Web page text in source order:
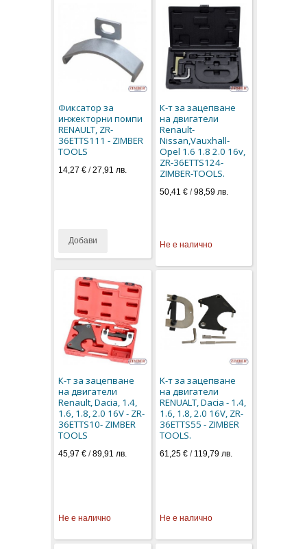
Фиксатор за
инжекторни помпи
RENAULT, ZR-
36ETTS111 - ZIMBER
TOOLS
14,27 € /27,91 лв.
Добави
К-т за зацепване
на двигатели
Renault-
Nissan,Vauxhall-
Opel 1.6 1.8 2.0 16v,
ZR-36ETTS124-
ZIMBER-TOOLS.
50,41 €/98,59 лв.
Не е налично
К-т за зацепване
на двигатели
Renault, Dacia, 1.4,
1.6, 1.8, 2.0 16V - ZR-
36ETTS10- ZIMBER
TOOLS
45,97 € /89,91 лв.
Не е налично
K-т за зацепване
на двигатели
RENUALT, Dacia - 1.4,
1.6, 1.8, 2.0 16V, ZR-
36ETTS55 - ZIMBER
TOOLS.
61,25 €/ 119,79 лв.
Не е налично